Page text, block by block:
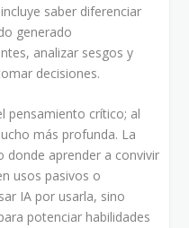
saber diferenciar
generado
analizar sesgos y
decisiones.
pensamiento crítico; al
más profunda. La
donde aprender a convivir
usos pasivos o
IA por usarla, sino
potenciar habilidades